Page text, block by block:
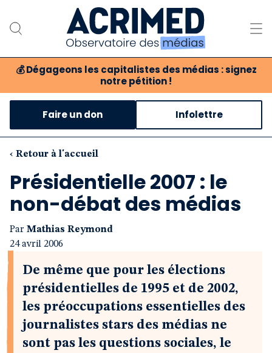
💰 Dégageons les capitalistes des médias : signez
notre pétition !
Notre association
Notre critique des médias
Nos propositions
Notre revue
Boutique
Faire un don Infolettre
‹ Retour à l'accueil
Présidentielle 2007 : le
non-débat des médias
Par Mathias Reymond
24 avril 2006
De même que pour les élections
présidentielles de 1995 et de 2002,
les préoccupations essentielles des
journalistes stars des médias ne
sont pas les questions sociales, le